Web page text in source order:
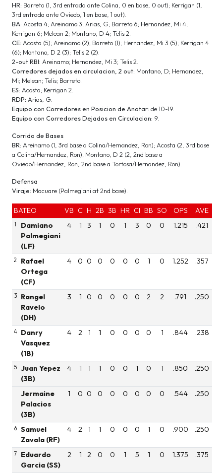
HR: Barreto (1, 3rd entrada ante Colina, 0 en base, 0 out); Kerrigan (1,
3rd entrada ante Oviedo, 1 en base, 1 out).
BA: Acosta 4; Areinamo 3; Arias, G; Barreto 6; Hernandez, Mi 4;
Kerrigan 6; Melean 2; Montano, D 4; Telis 2.
CE: Acosta (5); Areinamo (2); Barreto (1); Hernandez, Mi 3 (5); Kerrigan 4
(6); Montano, D 2 (3); Telis 2 (2).
2-out RBI: Areinamo; Hernandez, Mi 3; Telis 2.
Corredores dejados en circulacion, 2 out: Montano, D; Hernandez,
Mi; Melean; Telis; Barreto.
ES: Acosta; Kerrigan 2.
RDP: Arias, G.
Equipo con Corredores en Posicion de Anotar: de 10-19.
Equipo con Corredores Dejados en Circulacion: 9.
Corrido de Bases
BR: Areinamo (1, 3rd base a Colina/Hernandez, Ron); Acosta (2, 3rd base
a Colina/Hernandez, Ron); Montano, D 2 (2, 2nd base a
Oviedo/Hernandez, Ron, 2nd base a Tortosa/Hernandez, Ron).
Defensa
Viraje: Macuare (Palmegiani at 2nd base).
BATEO VB C H 2B 3B HR CI BB SO OPS AVE
1
Damiano
Palmegiani
(LF)
4 1 3 1 0 1 3 0 0 1.215 .421
2
Rafael
Ortega
(CF)
4 0 0 0 0 0 0 1 0 1.252 .357
3
Rangel
Ravelo
(DH)
3 1 0 0 0 0 0 2 2 .791 .250
4
Danry
Vasquez
(1B)
4 2 1 1 0 0 0 0 1 .844 .238
5 Juan Yepez
(3B)
4 1 1 1 0 0 1 0 1 .850 .250
Jermaine
Palacios
(3B)
1 0 0 0 0 0 0 0 0 .544 .250
6
Samuel
Zavala (RF)
4 2 1 1 0 0 0 1 0 .900 .250
7
Eduardo
Garcia (SS)
2 1 2 0 0 1 5 1 0 1.375 .375